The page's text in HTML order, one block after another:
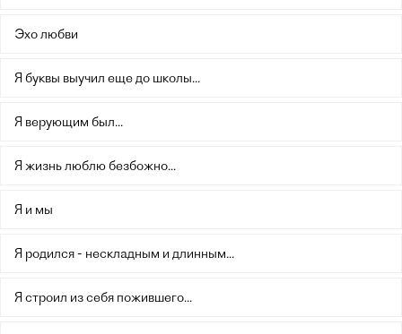
Эхо любви
Я буквы выучил еще до школы...
Я верующим был...
Я жизнь люблю безбожно...
Я и мы
Я родился - нескладным и длинным...
Я строил из себя пожившего...